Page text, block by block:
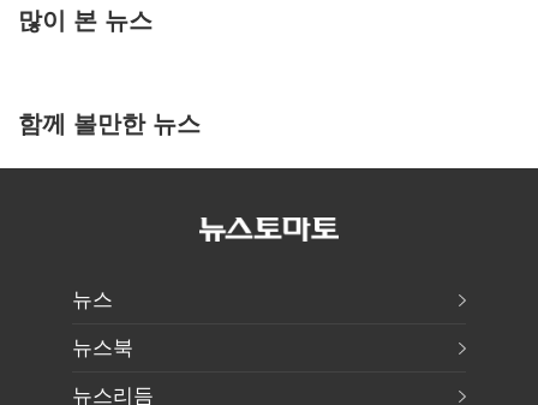
많이 본 뉴스
함께 볼만한 뉴스
뉴스
뉴스북
뉴스리듬